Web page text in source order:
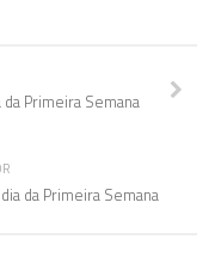
da Primeira Semana
da Primeira Semana